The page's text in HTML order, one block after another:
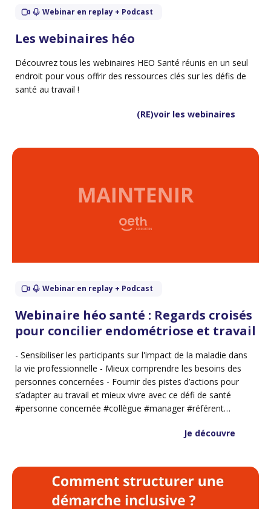
Webinar en replay + Podcast
Les webinaires héo
Découvrez tous les webinaires HEO Santé réunis en un seul
endroit pour vous offrir des ressources clés sur les défis de
santé au travail !
(RE)voir les webinaires
Webinar en replay + Podcast
Webinaire héo santé : Regards croisés
pour concilier endométriose et travail
- Sensibiliser les participants sur l'impact de la maladie dans
la vie professionnelle - Mieux comprendre les besoins des
personnes concernées - Fournir des pistes d’actions pour
s’adapter au travail et mieux vivre avec ce défi de santé
#personne concernée #collègue #manager #référent
Je découvre